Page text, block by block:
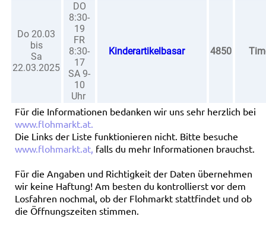
Do 20.03
bis
Sa
22.03.2025
DO
8:30-
19
FR
8:30-
17
SA 9-
10
Uhr
Kinderartikelbasar 4850
Für die Informationen bedanken wir uns sehr herzlich bei
www.flohmarkt.at.
Die Links der Liste funktionieren nicht. Bitte besuche
www.flohmarkt.at, falls du mehr Informationen brauchst.
Für die Angaben und Richtigkeit der Daten übernehmen
wir keine Haftung! Am besten du kontrollierst vor dem
Losfahren nochmal, ob der Flohmarkt stattfindet und ob
die Öffnungszeiten stimmen.